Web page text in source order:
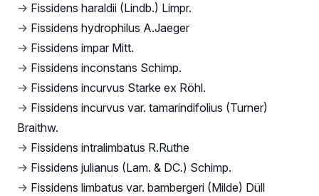
→ Fissidens haraldii (Lindb.) Limpr.
→ Fissidens hydrophilus A.Jaeger
→ Fissidens impar Mitt.
→ Fissidens inconstans Schimp.
→ Fissidens incurvus Starke ex Röhl.
→ Fissidens incurvus var. tamarindifolius (Turner)
Braithw.
→ Fissidens intralimbatus R.Ruthe
→ Fissidens julianus (Lam. & DC.) Schimp.
→ Fissidens limbatus var. bambergeri (Milde) Düll